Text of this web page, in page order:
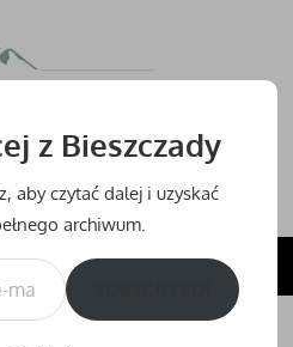
z Bieszczady
aby czytać dalej i uzyskać
archiwum.